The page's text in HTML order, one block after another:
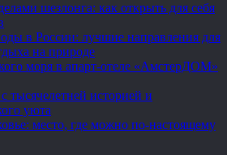
шезлонга: как открыть для себя
в России: лучшие направления для
на природе
моря в апарт-отеле «АмстерДОМ»
тысячелетней историей и
уюта
место, где можно по-настоящему